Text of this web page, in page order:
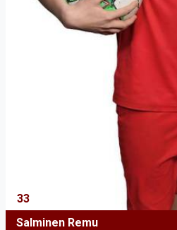
33
Salminen Remu